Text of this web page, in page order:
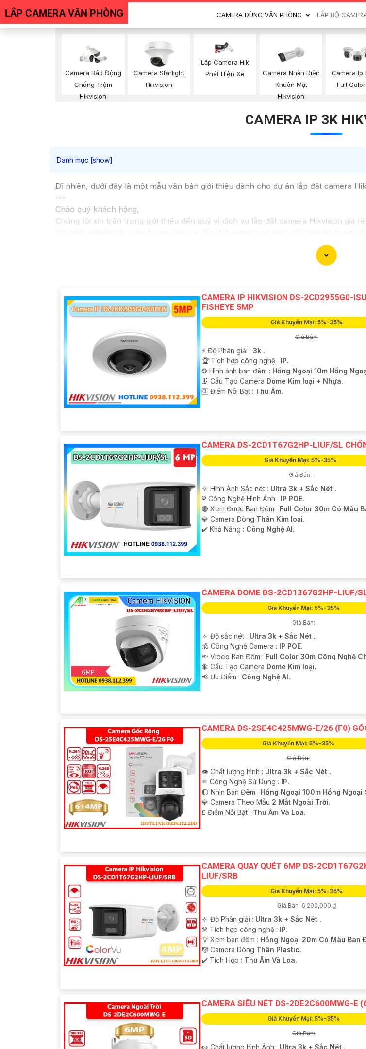
LẮP CAMERA VĂN PHÒNG CAMERA DÙNG VĂN PHÒNG LẮP BỘ
Camera Báo Động
Chống Trộm
Hikvision
Camera Starlight
Hikvision
Lắp Camera Hik
Phát Hiện Xe
Camera Nhận Diện
Khuôn Mặt
Hikvision
Camera Ip
Full
CAMERA IP 3K
Dĩ nhiên, dưới đây là một mẫu văn bản giới thiệu dành cho dự án lắp đặt camera
---
Chào quý khách hàng,
Chúng tôi xin trân trọng giới thiệu đến quý vị dịch vụ lắp đặt camera Hikvision giá
Camera của Hikvision được biết đến là một trong những thương hiệu hàng đầu thế
chất lượng hình ảnh sắc nét mà
CAMERA IP HIKVISION DS-2CD2955G0-
FISHEYE 5MP
Giá Khuyến Mại: 5%-35%
Giá Bán:
️⚡ Độ Phân giải : 3k .
🏆 Tích hợp công nghệ : IP.
❂ Hình ảnh ban đêm : Hồng Ngoại 10m Hồng
🗜️ Cấu Tạo Camera Dome Kim loại + Nhựa.
️🆑 Điểm Nỗi Bật : Thu Âm.
CAMERA DS-2CD1T67G2HP-LIUF/SL
Giá Khuyến Mại: 5%-35%
Giá Bán:
🔆 Hình Ảnh Sắc nét : Ultra 3k + Sắc Nét .
®️ Công Nghệ Hình Ảnh : IP POE.
🔴 Xem Được Ban Đêm : Full Color 30m Có Màu
💎 Camera Dòng Thân Kim loại.
️✔️ Khả Năng : Công Nghệ AI.
CAMERA DOME DS-2CD1367G2HP-LIUF/
Giá Khuyến Mại: 5%-35%
Giá Bán:
🔅 Độ sắc nét : Ultra 3k + Sắc Nét .
🕉️ Công Nghệ Camera : IP POE.
🔦 Video Ban Đêm : Full Color 30m Công Nghệ
🐜 Cấu Tạo Camera Dome Kim loại.
️📢 Ưu Điểm : Công Nghệ AI.
CAMERA DS-2SE4C425MWG-E/26 (F0)
Giá Khuyến Mại: 5%-35%
Giá Bán:
👁 Chất lượng hình : Ultra 3k + Sắc Nét .
⚛️ Công Nghệ Sử Dụng : IP.
🌔 Nhìn Ban Đêm : Hồng Ngoại 100m Hồng Ngoại
💎 Camera Theo Mẫu 2 Mắt Ngoài Trời.
️₤ Điểm Nỗi Bật : Thu Âm Và Loa.
CAMERA QUAY QUÉT 6MP DS-
LIUF/SRB
Giá Khuyến Mại: 5%-35%
Giá Bán: 6,290,000 ₫
🔆 Độ Phân giải : Ultra 3k + Sắc Nét .
⚒ Tích hợp công nghệ : IP.
💡 Xem ban đêm : Hồng Ngoại 20m Có Màu Ban
🎼️ Camera Dòng Thân Plastic.
️✔️ Tích Hợp : Thu Âm Và Loa.
CAMERA SIÊU NÉT DS-2DE2C600MWG-E
Giá Khuyến Mại: 5%-35%
Giá Bán:
👀 Chất lượng hình Ảnh : Ultra 3k + Sắc Nét .